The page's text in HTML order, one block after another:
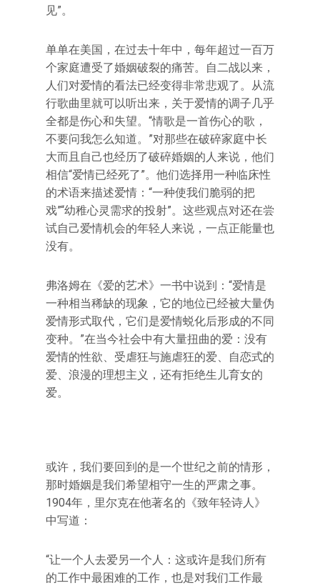
见”。
单单在美国，在过去十年中，每年超过一百万
个家庭遭受了婚姻破裂的痛苦。自二战以来，
人们对爱情的看法已经变得非常悲观了。从流
行歌曲里就可以听出来，关于爱情的调子几乎
全都是伤心和失望。“情歌是一首伤心的歌，
不要问我怎么知道。”对那些在破碎家庭中长
大而且自己也经历了破碎婚姻的人来说，他们
相信“爱情已经死了”。他们选择用一种临床性
的术语来描述爱情：“一种使我们脆弱的把
戏”“幼稚心灵需求的投射”。这些观点对还在尝
试自己爱情机会的年轻人来说，一点正能量也
没有。
弗洛姆在《爱的艺术》一书中说到：“爱情是
一种相当稀缺的现象，它的地位已经被大量伪
爱情形式取代，它们是爱情蜕化后形成的不同
变种。”在当今社会中有大量扭曲的爱：没有
爱情的性欲、受虐狂与施虐狂的爱、自恋式的
爱、浪漫的理想主义，还有拒绝生儿育女的
爱。
或许，我们要回到的是一个世纪之前的情形，
那时婚姻是我们希望相守一生的严肃之事。
1904年，里尔克在他著名的《致年轻诗人》
中写道：
“让一个人去爱另一个人：这或许是我们所有
的工作中最困难的工作，也是对我们工作最